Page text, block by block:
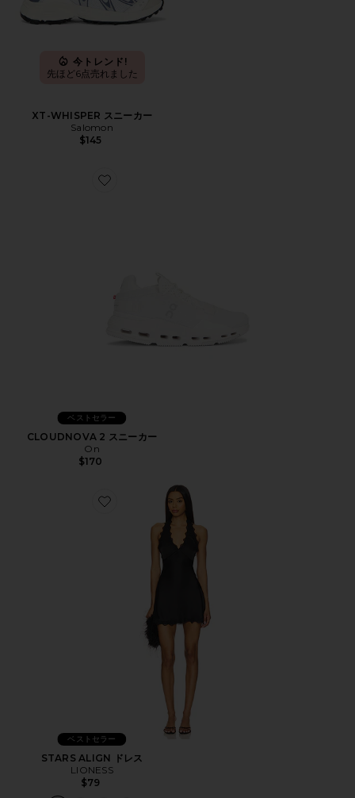
今トレンド!
先ほど6点売れました
XT-WHISPER スニーカー
Salomon
$145
Favorite CLOUDNOVA 2 スニーカー
ベストセラー
CLOUDNOVA 2 スニーカー
On
$170
Favorite STARS ALIGN ドレス
ベストセラー
STARS ALIGN ドレス
LIONESS
$79